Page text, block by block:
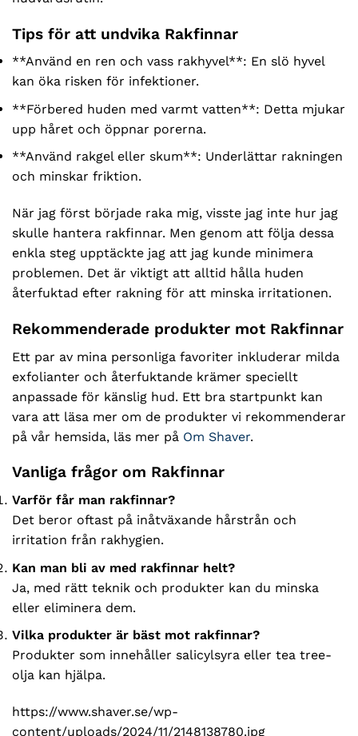
Tips för att undvika Rakfinnar
**Använd en ren och vass rakhyvel**: En slö hyvel
kan öka risken för infektioner.
**Förbered huden med varmt vatten**: Detta mjukar
upp håret och öppnar porerna.
**Använd rakgel eller skum**: Underlättar rakningen
och minskar friktion.
När jag först började raka mig, visste jag inte hur jag
skulle hantera rakfinnar. Men genom att följa dessa
enkla steg upptäckte jag att jag kunde minimera
problemen. Det är viktigt att alltid hålla huden
återfuktad efter rakning för att minska irritationen.
Rekommenderade produkter mot Rakfinnar
Ett par av mina personliga favoriter inkluderar milda
exfolianter och återfuktande krämer speciellt
anpassade för känslig hud. Ett bra startpunkt kan
vara att läsa mer om de produkter vi rekommenderar
på vår hemsida, läs mer på Om Shaver.
Vanliga frågor om Rakfinnar
Varför får man rakfinnar?
Det beror oftast på inåtväxande hårstrån och
irritation från rakhygien.
Kan man bli av med rakfinnar helt?
Ja, med rätt teknik och produkter kan du minska
eller eliminera dem.
Vilka produkter är bäst mot rakfinnar?
Produkter som innehåller salicylsyra eller tea tree-
olja kan hjälpa.
https://www.shaver.se/wp-
content/uploads/2024/11/2148138780.jpg